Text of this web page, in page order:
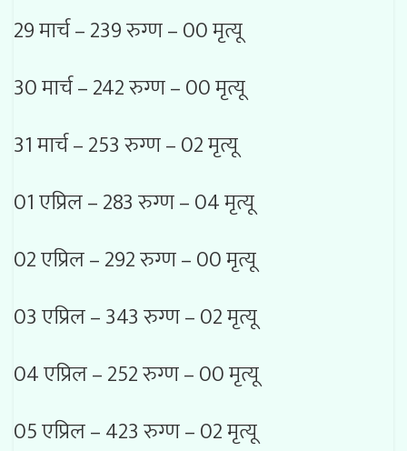
29 मार्च – 239 रुग्ण – 00 मृत्यू
30 मार्च – 242 रुग्ण – 00 मृत्यू
31 मार्च – 253 रुग्ण – 02 मृत्यू
01 एप्रिल – 283 रुग्ण – 04 मृत्यू
02 एप्रिल – 292 रुग्ण – 00 मृत्यू
03 एप्रिल – 343 रुग्ण – 02 मृत्यू
04 एप्रिल – 252 रुग्ण – 00 मृत्यू
05 एप्रिल – 423 रुग्ण – 02 मृत्यू